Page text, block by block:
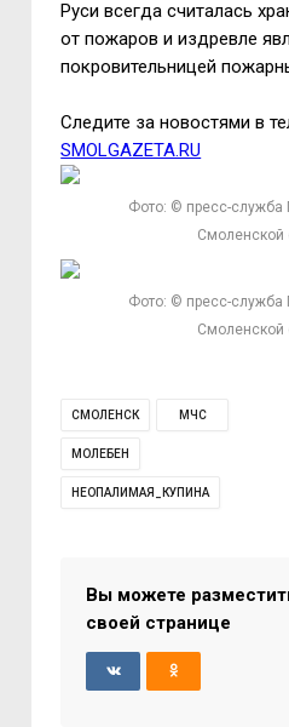
Руси всегда считалась
от пожаров и издревле
покровительницей
Следите за новостями в
SMOLGAZETA.RU
Фото: © пресс-
Смоленской
Фото: © пресс-
Смоленской
СМОЛЕНСК МЧС
МОЛЕБЕН
НЕОПАЛИМАЯ_КУПИНА
Вы можете
своей странице